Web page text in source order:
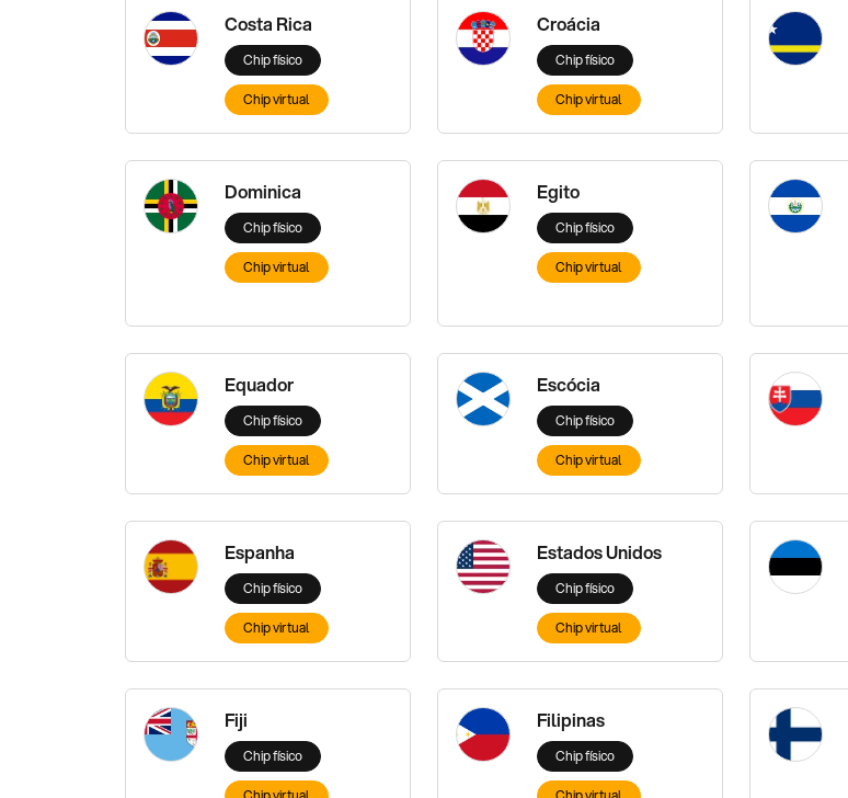
Costa Rica
Chip físico
Chip virtual
Croácia
Chip físico
Chip virtual
Dominica
Chip físico
Chip virtual
Egito
Chip físico
Chip virtual
Equador
Chip físico
Chip virtual
Escócia
Chip físico
Chip virtual
Espanha
Chip físico
Chip virtual
Estados Unidos
Chip físico
Chip virtual
Fiji
Chip físico
Filipinas
Chip físico